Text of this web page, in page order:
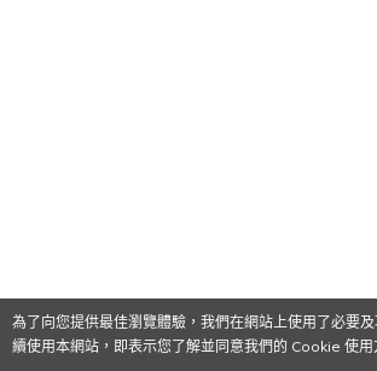
為了向您提供最佳瀏覽體驗，我們在網站上使用了必要
續使用本網站，即表示您了解並同意我們的 Cookie 使用